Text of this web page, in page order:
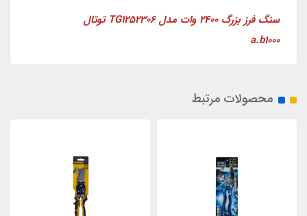
سنگ فرز بزرگ 2400 وات مدل TG1252306 توتال
a.b1000
محصولات مرتبط